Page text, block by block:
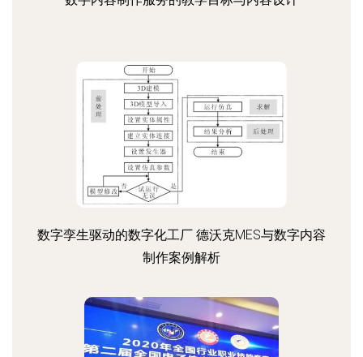
数字孪生驱动的数字化工厂 德沃克MES与数字内容
制作案例解析